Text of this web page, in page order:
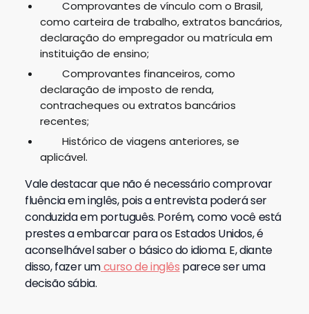
Comprovantes de vínculo com o Brasil,
como carteira de trabalho, extratos bancários,
declaração do empregador ou matrícula em
instituição de ensino;
Comprovantes financeiros, como
declaração de imposto de renda,
contracheques ou extratos bancários
recentes;
Histórico de viagens anteriores, se
aplicável.
Vale destacar que não é necessário comprovar
fluência em inglês, pois a entrevista poderá ser
conduzida em português. Porém, como você está
prestes a embarcar para os Estados Unidos, é
aconselhável saber o básico do idioma. E, diante
disso, fazer umcurso de inglês parece ser uma
decisão sábia.